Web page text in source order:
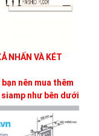
NHẤN VÀ KÉT
nên mua thêm
như bên dưới